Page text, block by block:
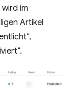
im
Artikel